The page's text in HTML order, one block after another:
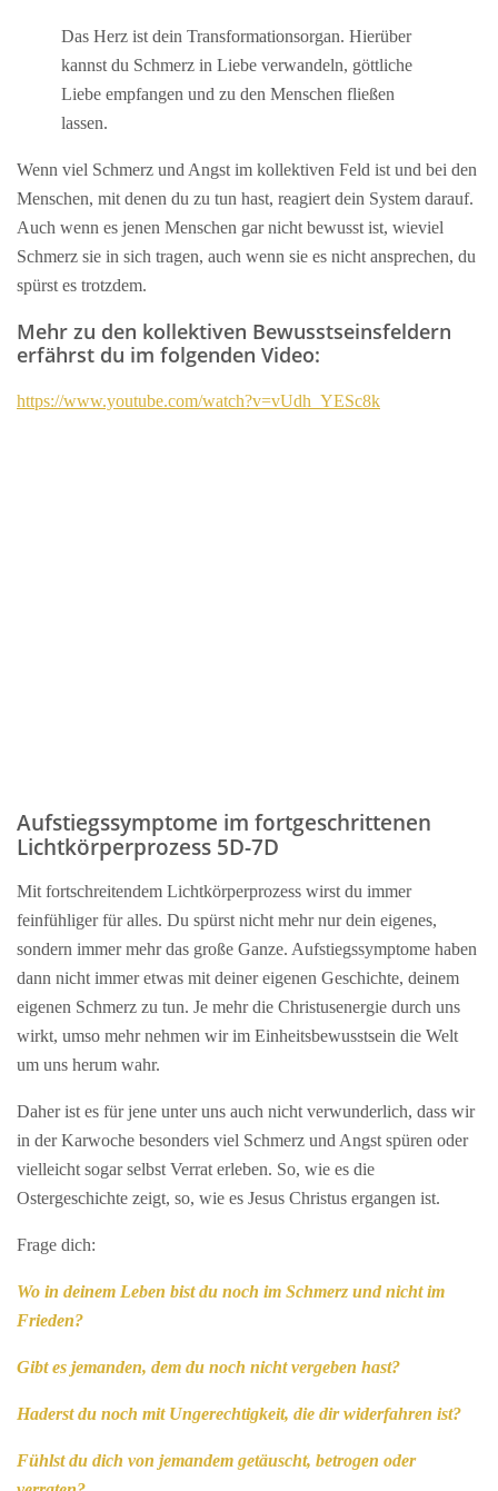
Das Herz ist dein Transformationsorgan. Hierüber
kannst du Schmerz in Liebe verwandeln, göttliche
Liebe empfangen und zu den Menschen fließen
lassen.
Wenn viel Schmerz und Angst im kollektiven Feld ist und bei den
Menschen, mit denen du zu tun hast, reagiert dein System darauf.
Auch wenn es jenen Menschen gar nicht bewusst ist, wieviel
Schmerz sie in sich tragen, auch wenn sie es nicht ansprechen, du
spürst es trotzdem.
Mehr zu den kollektiven Bewusstseinsfeldern
erfährst du im folgenden Video:
https://www.youtube.com/watch?v=vUdh_YESc8k
Aufstiegssymptome im fortgeschrittenen
Lichtkörperprozess 5D-7D
Mit fortschreitendem Lichtkörperprozess wirst du immer
feinfühliger für alles. Du spürst nicht mehr nur dein eigenes,
sondern immer mehr das große Ganze. Aufstiegssymptome haben
dann nicht immer etwas mit deiner eigenen Geschichte, deinem
eigenen Schmerz zu tun. Je mehr die Christusenergie durch uns
wirkt, umso mehr nehmen wir im Einheitsbewusstsein die Welt
um uns herum wahr.
Daher ist es für jene unter uns auch nicht verwunderlich, dass wir
in der Karwoche besonders viel Schmerz und Angst spüren oder
vielleicht sogar selbst Verrat erleben. So, wie es die
Ostergeschichte zeigt, so, wie es Jesus Christus ergangen ist.
Frage dich:
Wo in deinem Leben bist du noch im Schmerz und nicht im
Frieden?
Gibt es jemanden, dem du noch nicht vergeben hast?
Haderst du noch mit Ungerechtigkeit, die dir widerfahren ist?
Fühlst du dich von jemandem getäuscht, betrogen oder